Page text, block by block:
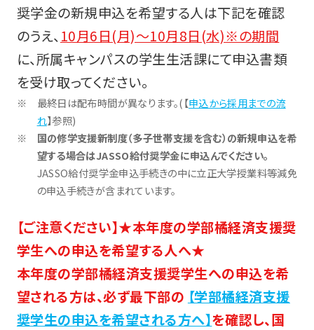
奨学金の新規申込を希望する人は下記を確認
のうえ、10月6日(月)～10月8日(水)※の期間
に、所属キャンパスの学生生活課にて申込書類
を受け取ってください。
最終日は配布時間が異なります。(【申込から採用までの流
れ】参照)
国の修学支援新制度（多子世帯支援を含む）の新規申込を希
望する場合はJASSO給付奨学金に申込んでください。
JASSO給付奨学金申込手続きの中に立正大学授業料等減免
の申込手続きが含まれています。
【ご注意ください】★本年度の学部橘経済支援奨
学生への申込を希望する人へ★
本年度の学部橘経済支援奨学生への申込を希
望される方は、必ず最下部の 【学部橘経済支援
奨学生の申込を希望される方へ】を確認し、国